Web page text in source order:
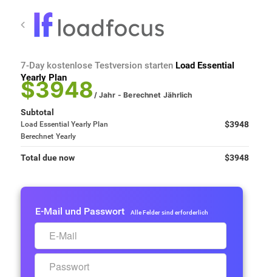
7-Day kostenlose Testversion starten Load Essential
Yearly Plan
$3948 / Jahr - Berechnet Jährlich
Subtotal
Load Essential Yearly Plan $3948
Berechnet Yearly
Total due now $3948
E-Mail und Passwort Alle Felder sind erforderlich